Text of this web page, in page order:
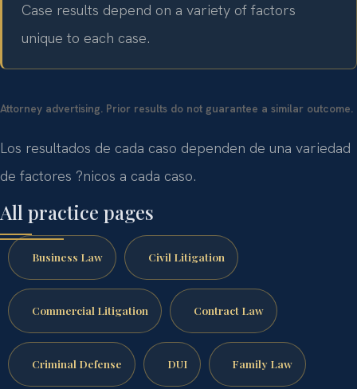
Case results depend on a variety of factors
unique to each case.
Attorney advertising. Prior results do not guarantee a similar outcome.
Los resultados de cada caso dependen de una variedad
de factores ?nicos a cada caso.
All practice pages
Business Law Civil Litigation
Commercial Litigation Contract Law
Criminal Defense DUI Family Law